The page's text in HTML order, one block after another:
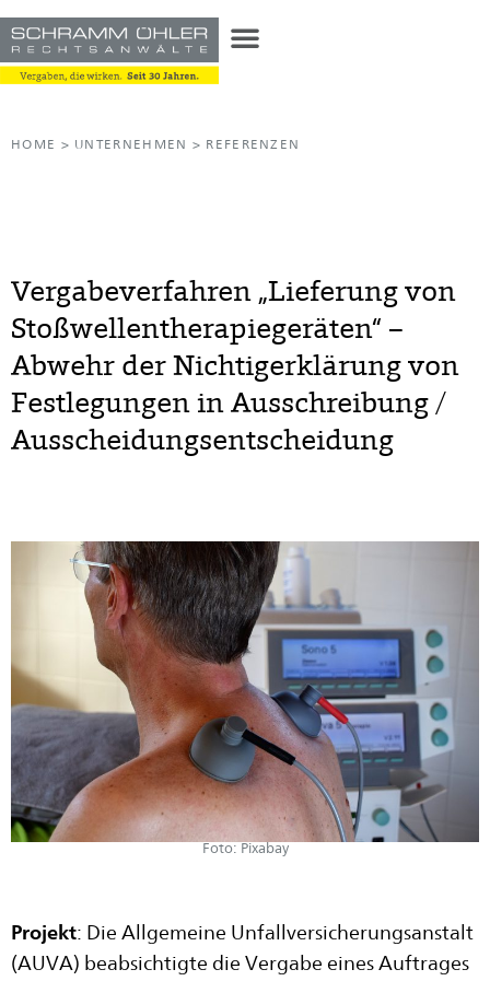
HOME > UNTERNEHMEN > REFERENZEN
Vergabeverfahren „Lieferung von
Stoßwellentherapiegeräten“ –
Abwehr der Nichtigerklärung von
Festlegungen in Ausschreibung /
Ausscheidungsentscheidung
Foto: Pixabay
Projekt: Die Allgemeine Unfallversicherungsanstalt
(AUVA) beabsichtigte die Vergabe eines Auftrages